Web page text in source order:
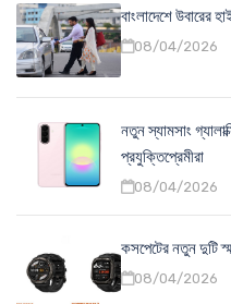
বাংলাদেশে উবারের
08/04/2026
নতুন স্যামসাং
প্রযুক্তিপ্রেমীরা
08/04/2026
কসপেটের নতুন দুটি
08/04/2026